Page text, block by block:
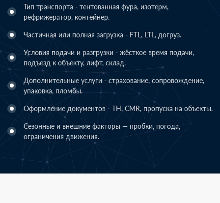
Тип транспорта - тентованная фура, изотерм,
рефрижератор, контейнер.
Частичная или полная загрузка - FTL, LTL, догруз.
Условия подачи и разгрузки - жёсткое время подачи,
подъезд к объекту, лифт, склад.
Дополнительные услуги - страхование, сопровождение,
упаковка, пломбы.
Оформление документов - ТН, CMR, пропуска на объекты.
Сезонные и внешние факторы — пробки, погода,
ограничения движения.